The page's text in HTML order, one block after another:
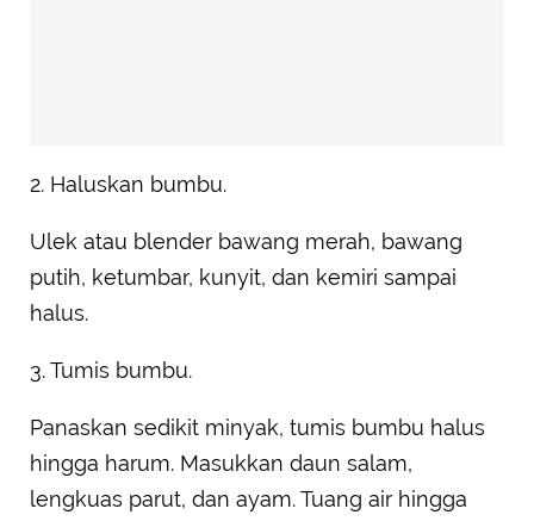
2. Haluskan bumbu.
Ulek atau blender bawang merah, bawang
putih, ketumbar, kunyit, dan kemiri sampai
halus.
3. Tumis bumbu.
Panaskan sedikit minyak, tumis bumbu halus
hingga harum. Masukkan daun salam,
lengkuas parut, dan ayam. Tuang air hingga